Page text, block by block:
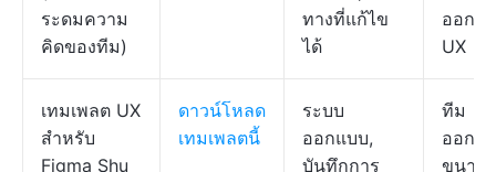
ระดมความ
คิดของทีม)
ทางที่แก้ไข
ได้
ออกแ
UX
เทมเพลต UX
สำหรับ
Figma Shu
ดาวน์โหลด
เทมเพลตนี้
ระบบ
ออกแบบ,
บันทึกการ
ทีม
ออกแ
ขนาด